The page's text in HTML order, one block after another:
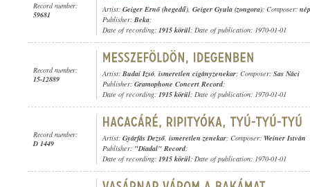
Record number:
59681
Artist: Geiger Ernő (hegedű), Geiger Gyula (zongora); Composer:
Publisher: Beka;
Date of recording: 1915 körül; Date of publication: 1970-01-01
Record number:
15-12889
Artist: Budai Izsó, ismeretlen cigányzenekar; Composer: Sas Náci
Publisher: Gramophone Concert Record;
Date of recording: 1915 körül; Date of publication: 1970-01-01
Record number:
D 1449
Artist: Gyárfás Dezső, ismeretlen zenekar; Composer: Weiner István
Publisher: "Diadal" Record;
Date of recording: 1915 körül; Date of publication: 1970-01-01